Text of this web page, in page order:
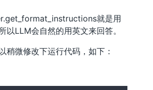
就是用
以LLM会自然的用英文来回答。
稍微修改下运行代码，如下：